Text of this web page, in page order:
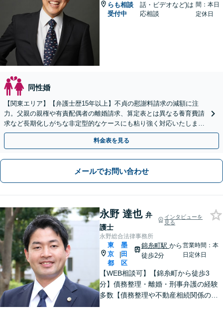
らも相談
受付中
話・ビデオなど)は
応相談
間：本日
定休日
同性婚
【関東エリア】【弁護士歴15年以上】不貞の慰謝料請求の減額に注
力。父親の親権や有責配偶者の離婚請求、算定表とは異なる養育費請
求など長期化しがちな非定型的なケースにも粘り強く対応いたしま
す。【初回相談30分無料】【休日・夜間相談可】
料金表を見る
メールでお問い合わせ
永野 達也 弁
護士
インタビューを
見る
永野総合法律事務所
東
京
都
|
墨
田
区
錦糸町駅 から
徒歩2分
営業時間：本
日定休日
【WEB相談可】【錦糸町から徒歩3
分】債務整理・離婚・刑事弁護の経験
多数【債務整理や不動産相続関係の著